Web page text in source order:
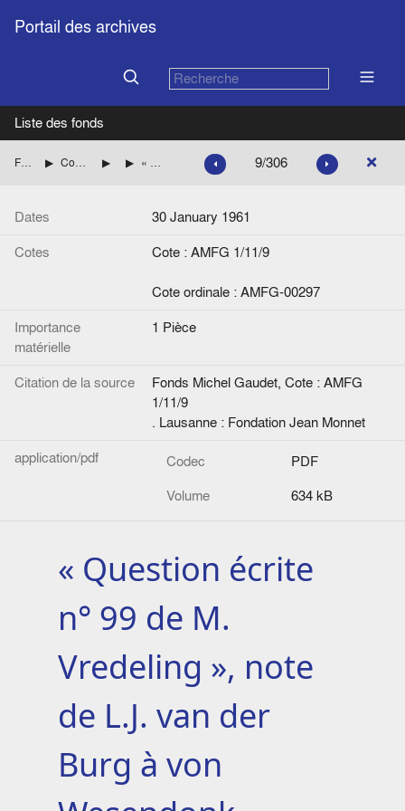
Portail des archives
Liste des fonds
Fonds Michel Gaudet Consultations du Service juridique des exécutifs européens Questions écrites
« Question écrite n° 99 de M. Vredeling », note de L.J. van der Burg à von Wesendonk (secrétariat exécutif), JUR/26/61 9/306
Dates
30 January 1961
Cotes
Cote : AMFG 1/11/9
Cote ordinale : AMFG-00297
Importance
matérielle
1 Pièce
Citation de la source
Fonds Michel Gaudet, Cote : AMFG
1/11/9
. Lausanne : Fondation Jean Monnet
application/pdf
Codec
PDF
Volume
634 kB
« Question écrite
n° 99 de M.
Vredeling », note
de L.J. van der
Burg à von